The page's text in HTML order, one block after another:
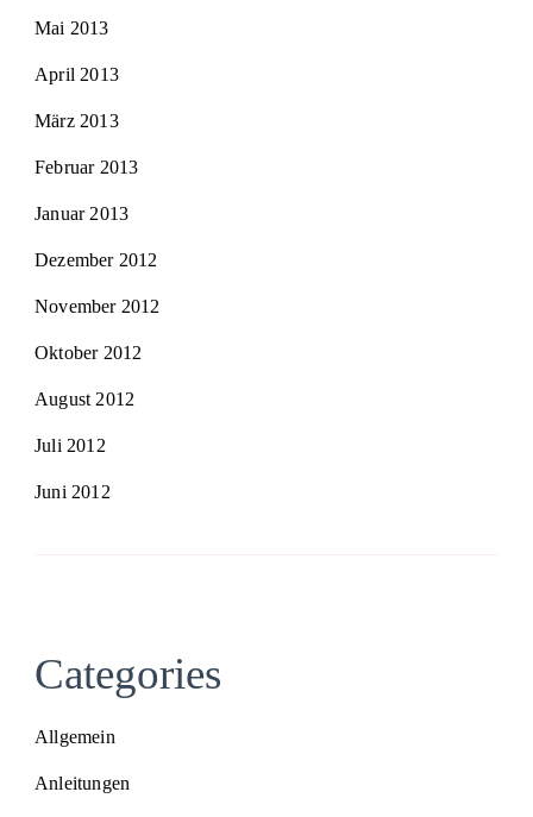
Mai 2013
April 2013
März 2013
Februar 2013
Januar 2013
Dezember 2012
November 2012
Oktober 2012
August 2012
Juli 2012
Juni 2012
Categories
Allgemein
Anleitungen